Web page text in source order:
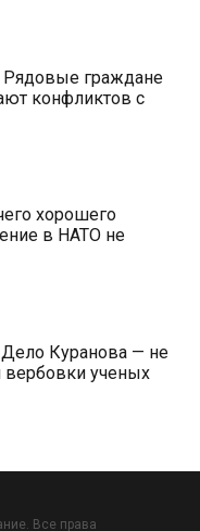
граждане
конфликтов с
хорошего
в НАТО не
Куранова — не
вербовки ученых
Все права